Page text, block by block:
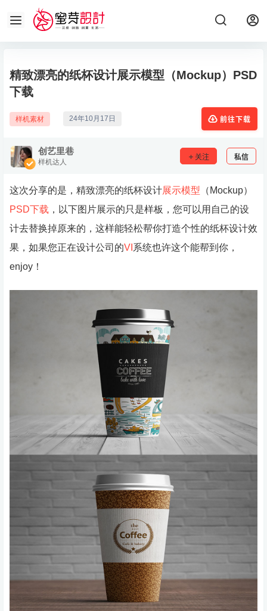
精致漂亮的纸杯设计展示模型（Mockup）PSD
下载
样机素材 24年10月17日 前往下载
创艺里巷
样机达人
关注 私信
这次分享的是，精致漂亮的纸杯设计展示模型 （Mockup）
PSD下载 ，以下图片展示的只是样板，您可以用自己的设
计去替换掉原来的，这样能轻松帮你打造个性的纸杯设计效
果，如果您正在设计公司的VI 系统也许这个能帮到你，
enjoy！